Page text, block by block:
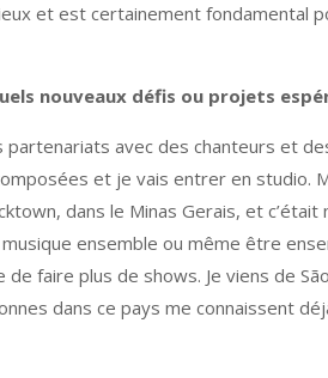
et est certainement fondamental
nouveaux défis ou projets
avec des chanteurs et des
et je vais entrer en studio.
dans le Minas Gerais, et c’était
ensemble ou même être
faire plus de shows. Je viens de
dans ce pays me connaissent